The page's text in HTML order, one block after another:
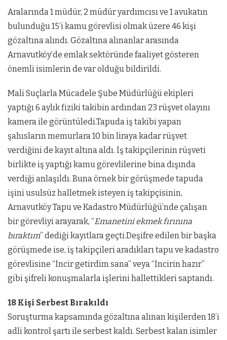
Aralarında 1 müdür, 2 müdür yardımcısı ve 1 avukatın
bulunduğu 15’i kamu görevlisi olmak üzere 46 kişi
gözaltına alındı. Gözaltına alınanlar arasında
Arnavutköy’de emlak sektöründe faaliyet gösteren
önemli isimlerin de var olduğu bildirildi.
Mali Suçlarla Mücadele Şube Müdürlüğü ekipleri
yaptığı 6 aylık fiziki takibin ardından 23 rüşvet olayını
kamera ile görüntüledi.Tapuda iş takibi yapan
şahısların memurlara 10 bin liraya kadar rüşvet
verdiğini de kayıt altına aldı. İş takipçilerinin rüşveti
birlikte iş yaptığı kamu görevlilerine bina dışında
verdiği anlaşıldı. Buna örnek bir görüşmede tapuda
işini usulsüz halletmek isteyen iş takipçisinin,
Arnavutköy Tapu ve Kadastro Müdürlüğü’nde çalışan
bir görevliyi arayarak, “Emanetini ekmek fırınına
bıraktım” dediği kayıtlara geçti.Deşifre edilen bir başka
görüşmede ise, iş takipçileri aradıkları tapu ve kadastro
görevlisine “İncir getirdim sana” veya “İncirin hazır”
gibi şifreli konuşmalarla işlerini hallettikleri saptandı.
18 Kişi Serbest Bırakıldı
Soruşturma kapsamında gözaltına alınan kişilerden 18’i
adli kontrol şartı ile serbest kaldı. Serbest kalan isimler